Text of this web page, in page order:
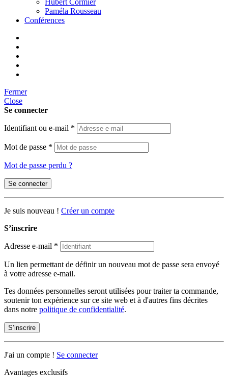
Hubert Cormier
Paméla Rousseau
Conférences
Fermer
Close
Se connecter
Identifiant ou e-mail *
Mot de passe *
Mot de passe perdu ?
Se connecter
Je suis nouveau ! Créer un compte
S’inscrire
Adresse e-mail *
Un lien permettant de définir un nouveau mot de passe sera envoyé
à votre adresse e-mail.
Tes données personnelles seront utilisées pour traiter ta commande,
soutenir ton expérience sur ce site web et à d'autres fins décrites
dans notre politique de confidentialité.
S’inscrire
J'ai un compte ! Se connecter
Avantages exclusifs